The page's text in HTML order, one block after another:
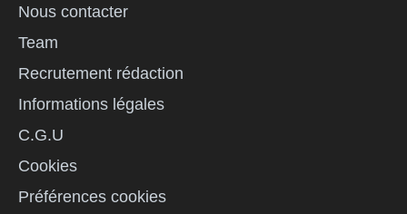
Nous contacter
Team
Recrutement rédaction
Informations légales
C.G.U
Cookies
Préférences cookies